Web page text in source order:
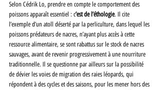
Selon Cédrik Lo, prendre en compte le comportement des
poissons apparaît essentiel : c’est de l’éthologie. Il cite
l’exemple d’un atoll déserté par la perliculture, dans lequel les
poissons prédateurs de nacres, n’ayant plus accès à cette
ressource alimentaire, se sont rabattus sur le stock de nacres
sauvages, avant de revenir progressivement à une nourriture
traditionnelle. Il se questionne par ailleurs sur la possibilité
de dévier les voies de migration des raies léopards, qui
répondent à des cycles et des saisons, pour les mener hors des